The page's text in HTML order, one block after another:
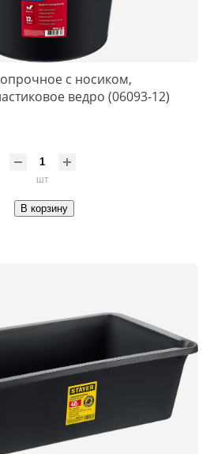
с носиком,
ведро (06093-12)
шт
В корзину